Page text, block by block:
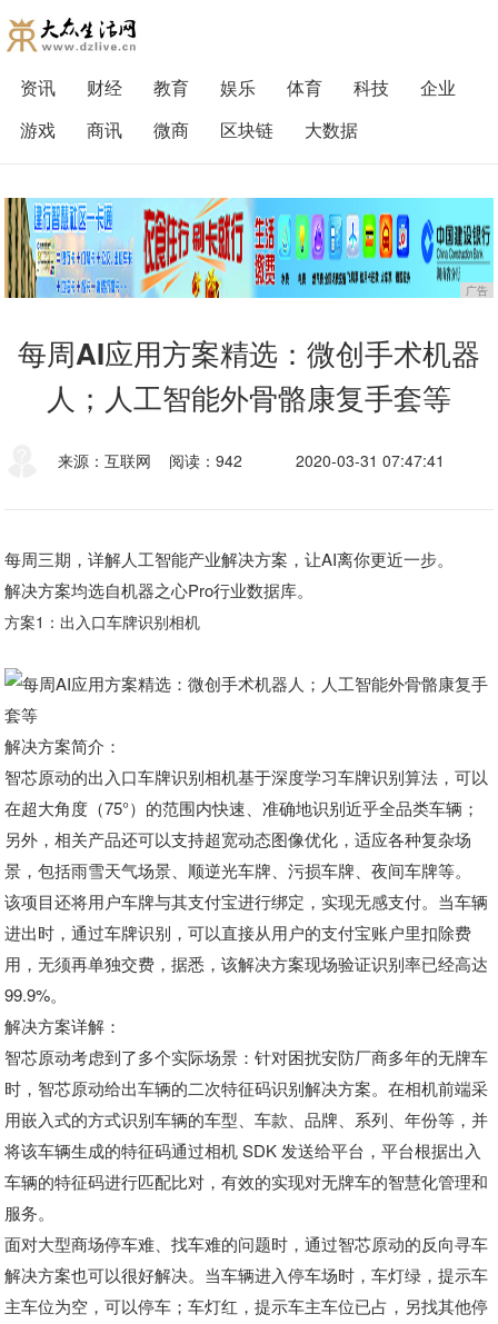
资讯 财经 教育 娱乐 体育 科技
企业
游戏
商讯 微商 区块链 大数据
广告
每周AI应用方案精选：微创手术机器
人；人工智能外骨骼康复手套等
来源：互联网 阅读：942 2020-03-31 07:47:41
每周三期，详解人工智能产业解决方案，让AI离你更近一步。
解决方案均选自机器之心Pro行业数据库。
方案1：出入口车牌识别相机
解决方案简介 ：
智芯原动的出入口车牌识别相机基于深度学习车牌识别算法，可以
在超大角度（75°）的范围内快速、准确地识别近乎全品类车辆；
另外，相关产品还可以支持超宽动态图像优化，适应各种复杂场
景，包括雨雪天气场景、顺逆光车牌、污损车牌、夜间车牌等。
该项目还将用户车牌与其支付宝进行绑定，实现无感支付。当车辆
进出时，通过车牌识别，可以直接从用户的支付宝账户里扣除费
用，无须再单独交费，据悉，该解决方案现场验证识别率已经高达
99.9%。
解决方案详解：
智芯原动考虑到了多个实际场景：针对困扰安防厂商多年的无牌车
时，智芯原动给出车辆的二次特征码识别解决方案。在相机前端采
用嵌入式的方式识别车辆的车型、车款、品牌、系列、年份等，并
将该车辆生成的特征码通过相机 SDK 发送给平台，平台根据出入
车辆的特征码进行匹配比对，有效的实现对无牌车的智慧化管理和
服务。
面对大型商场停车难、找车难的问题时，通过智芯原动的反向寻车
解决方案也可以很好解决。当车辆进入停车场时，车灯绿，提示车
主车位为空，可以停车；车灯红，提示车主车位已占，另找其他停